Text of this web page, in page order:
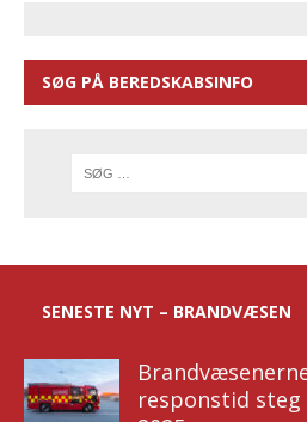
SØG PÅ BEREDSKABSINFO
SENESTE NYT – BRANDVÆSEN
responstid steg